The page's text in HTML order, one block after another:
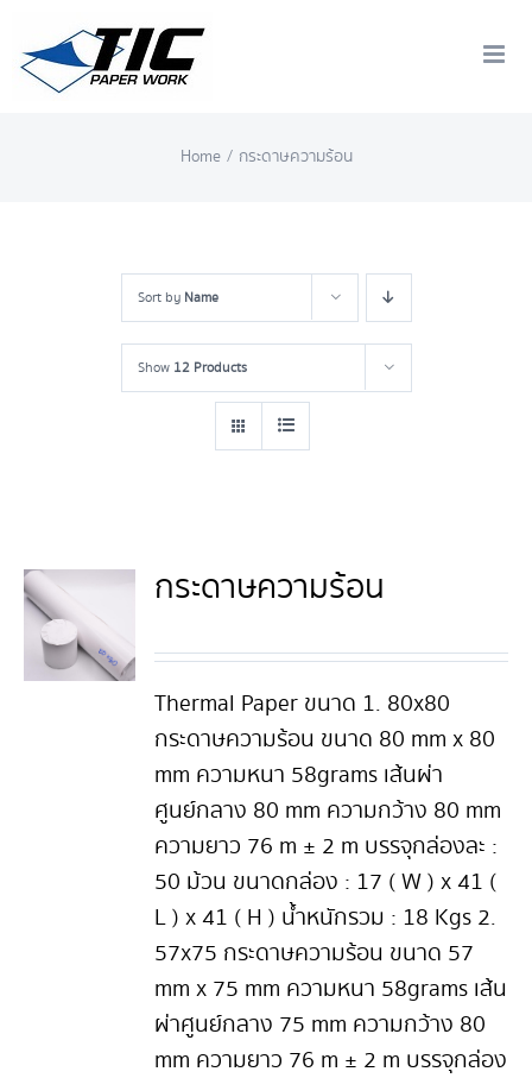
content
Home / กระดาษความร้อน
Sort by Name
Show 12 Products
กระดาษความร้อน
Thermal Paper ขนาด 1. 80x80
กระดาษความร้อน ขนาด 80 mm x 80
mm ความหนา 58 grams เส้นผ่า
ศูนย์กลาง 80 mm ความกว้าง 80 mm
ความยาว 76 m ± 2 m บรรจุกล่องละ :
50 ม้วน ขนาดกล่อง : 17 ( W ) x 41 (
L ) x 41 ( H ) น้ำหนักรวม : 18 Kgs 2.
57x75 กระดาษความร้อน ขนาด 57
mm x 75 mm ความหนา 58 grams เส้น
ผ่าศูนย์กลาง 75 mm ความกว้าง 80
mm ความยาว 76 m ± 2 m บรรจุกล่อง